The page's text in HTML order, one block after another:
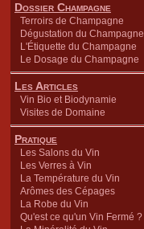
Dossier Champagne
Terroirs de Champagne
Dégustation du Champagne
L'Étiquette du Champagne
Le Dosage du Champagne
Les Articles
Vin Bio et Biodynamie
Visites de Domaine
Pratique
Les Salons du Vin
Les Verres à Vin
La Température du Vin
Arômes des Cépages
La Robe du Vin
Qu'est ce qu'un Vin Fermé ?